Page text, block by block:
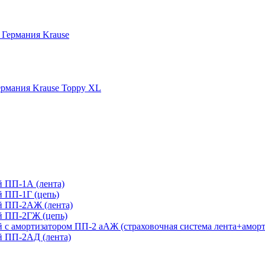
Krause
Krause Toppy XL
ПП-1А (лента)
ПП-1Г (цепь)
ПП-2АЖ (лента)
ПП-2ГЖ (цепь)
амортизатором ПП-2 аАЖ (страховочная система
ПП-2АД (лента)